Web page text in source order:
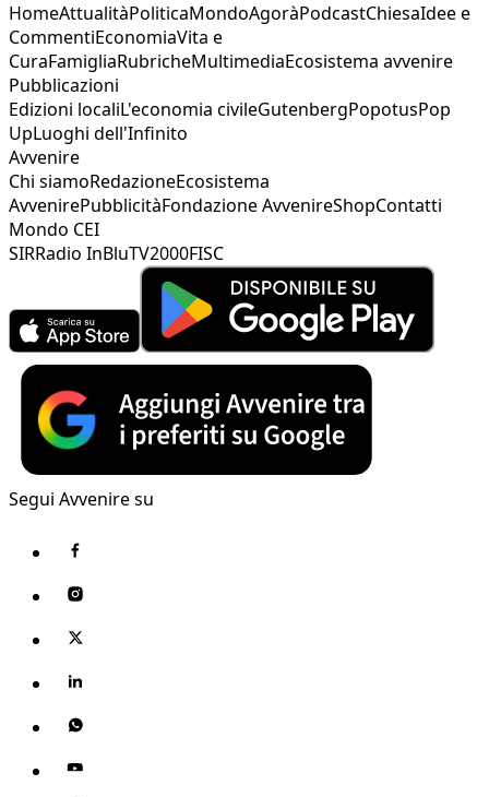
HomeAttualitàPoliticaMondoAgoràPodcastChiesaIdee e
CommentiEconomiaVita e
CuraFamigliaRubricheMultimediaEcosistema avvenire
Pubblicazioni
Edizioni localiL'economia civileGutenbergPopotusPop
UpLuoghi dell'Infinito
Avvenire
Chi siamoRedazioneEcosistema
AvvenirePubblicitàFondazione AvvenireShopContatti
Mondo CEI
SIRRadio InBluTV2000FISC
Segui Avvenire su